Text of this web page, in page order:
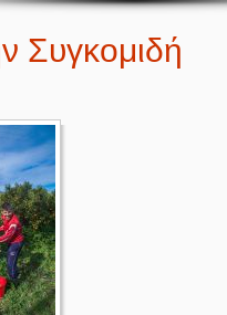
Συγκομιδή